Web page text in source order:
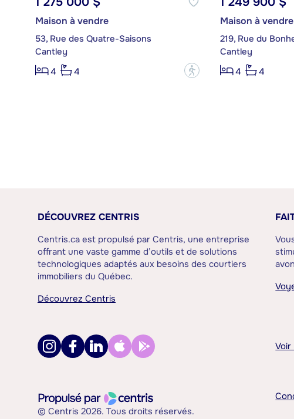
Maison à vendre
53, Rue des Quatre-Saisons
Cantley
4
4 ?
Maison à vendre
219, Rue du
Cantley
4
4
DÉCOUVREZ CENTRIS
Centris.ca est propulsé par Centris, une entreprise
offrant une vaste gamme d’outils et de solutions
technologiques adaptés aux besoins des courtiers
immobiliers du Québec.
Découvrez Centris
Voir
© Centris 2026. Tous droits réservés.